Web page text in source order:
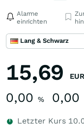
Alarme
einrichten
Lang & Schwarz
15,69 EUR
0,00 % 0,00
Letzter Kurs